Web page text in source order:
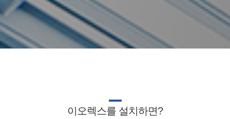
이오렉스를 설치하면?